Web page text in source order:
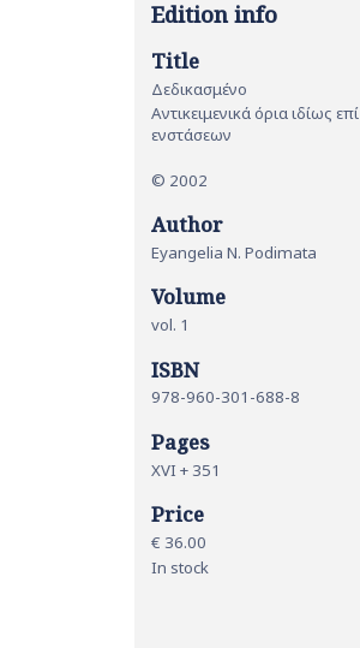
Edition info
Title
Δεδικασμένο
Αντικειμενικά όρια ιδίως επί
ενστάσεων
© 2002
Author
Eyangelia N. Podimata
Volume
vol. 1
ISBN
978-960-301-688-8
Pages
XVI + 351
Price
€ 36.00
In stock